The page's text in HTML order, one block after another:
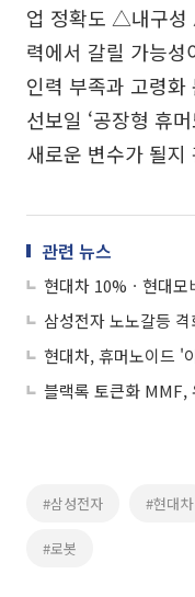
업 정확도 △내구
력에서 갈릴 가능성
인력 부족과 고령화
선보일 ‘공장형 휴
새로운 변수가 될
관련 뉴스
삼성전자 노노갈등
블랙록 토큰화 MMF,
#삼성전자 #현대차
#로봇